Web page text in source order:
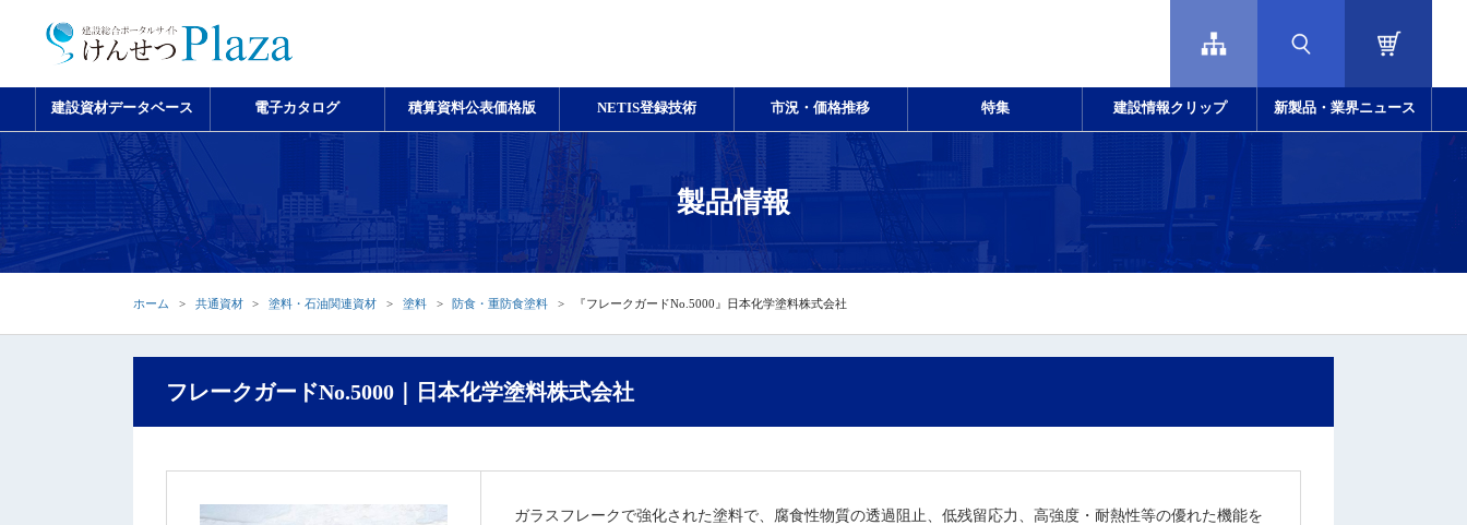
建設資材データベース 電子カタログ 積算資料公表価格版 NETIS登録技術 市況・価格推移 特集 建設情報クリップ 新製品・業界ニュース
製品情報
ホーム 共通資材 塗料・石油関連資材 塗料 防食・重防食塗料 『フレークガードNo.5000』日本化学塗料株式会社
フレークガードNo.5000｜日本化学塗料株式会社
ガラスフレークで強化された塗料で、腐食性物質の透過阻止、低残留応力、高強度・耐熱性等の優れた機能を